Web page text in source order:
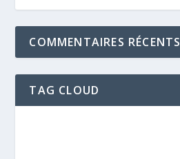
COMMENTAIRES RÉCENTS
TAG CLOUD